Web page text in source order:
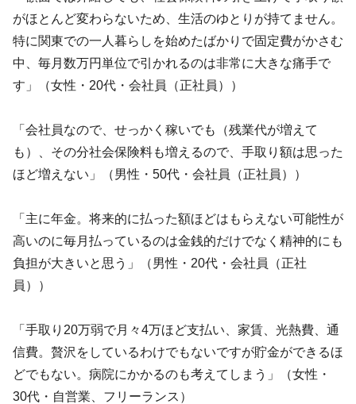
がほとんど変わらないため、生活のゆとりが持てません。
特に関東での一人暮らしを始めたばかりで固定費がかさむ
中、毎月数万円単位で引かれるのは非常に大きな痛手で
す」（女性・20代・会社員（正社員））
「会社員なので、せっかく稼いでも（残業代が増えて
も）、その分社会保険料も増えるので、手取り額は思った
ほど増えない」（男性・50代・会社員（正社員））
「主に年金。将来的に払った額ほどはもらえない可能性が
高いのに毎月払っているのは金銭的だけでなく精神的にも
負担が大きいと思う」（男性・20代・会社員（正社
員））
「手取り20万弱で月々4万ほど支払い、家賃、光熱費、通
信費。贅沢をしているわけでもないですが貯金ができるほ
どでもない。病院にかかるのも考えてしまう」（女性・
30代・自営業、フリーランス）